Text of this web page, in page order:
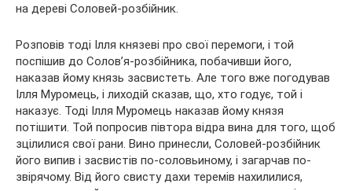
на дереві Соловей-розбійник.
Розповів тоді Ілля князеві про свої перемоги, і той
поспішив до Солов’я-розбійника, побачивши його,
наказав йому князь засвистеть. Але того вже погодував
Ілля Муромець, і лиходій сказав, що, хто годує, той і
наказує. Тоді Ілля Муромець наказав йому князя
потішити. Той попросив півтора відра вина для того, щоб
зцілилися свої рани. Вино принесли, Соловей-розбійник
його випив і засвистів по-соловьиному, і загарчав по-
звірячому. Від його свисту дахи теремів нахилилися,